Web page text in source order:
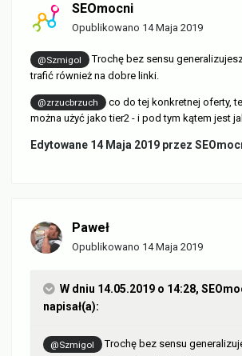
SEOmocni
Opublikowano 14 Maja 2019
@Szmigol
Trochę bez sensu
trafić również na dobre linki.
@zrzucbrzuch
co do tej konkretnej oferty,
można użyć jako tier2 - i pod tym kątem jest
Edytowane 14 Maja 2019 przez
Paweł
Opublikowano 14 Maja 2019
W dniu 14.05.2019 o 14:28,
napisał(a):
@Szmigol
Trochę bez sensu